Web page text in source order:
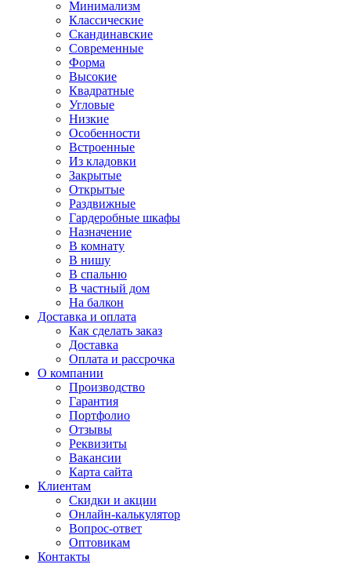
Минимализм
Классические
Скандинавские
Современные
Форма
Высокие
Квадратные
Угловые
Низкие
Особенности
Встроенные
Из кладовки
Закрытые
Открытые
Раздвижные
Гардеробные шкафы
Назначение
В комнату
В нишу
В спальню
В частный дом
На балкон
Доставка и оплата
Как сделать заказ
Доставка
Оплата и рассрочка
О компании
Производство
Гарантия
Портфолио
Отзывы
Реквизиты
Вакансии
Карта сайта
Клиентам
Скидки и акции
Онлайн-калькулятор
Вопрос-ответ
Оптовикам
Контакты